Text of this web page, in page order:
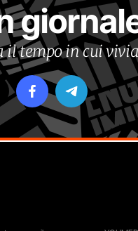
il tempo in cui